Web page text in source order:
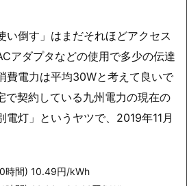
い倒す」はまだそれほどアクセス
アダプタなどの使用で多少の伝達
費電力は平均30Wと考えて良いで
で契約している九州電力の現在の
電灯」というヤツで、2019年11月
時間) 10.49円/kWh